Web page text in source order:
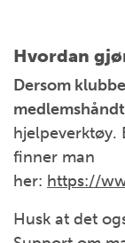
Hvordan
Dersom
hjelpeverktøy.
finner man
her: https://
Husk at det